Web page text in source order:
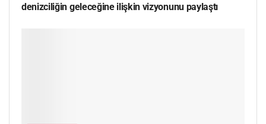
denizciliğin geleceğine ilişkin vizyonunu paylaştı